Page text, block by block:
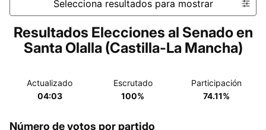
Selecciona resultados para mostrar
Resultados Elecciones al Senado en
Santa Olalla (Castilla-La Mancha)
Actualizado
04:03
Escrutado
100%
Participación
74.11%
Número de votos por partido